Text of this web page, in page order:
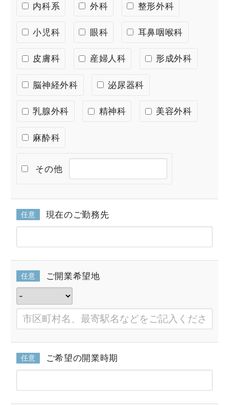
内科系 外科 整形外科
小児科 眼科 耳鼻咽喉科
皮膚科 産婦人科 形成外科
脳神経外科 泌尿器科
乳腺外科 精神科 美容外科
麻酔科
その他
任意 現在のご勤務先
任意 ご開業希望地
任意 ご希望の開業時期